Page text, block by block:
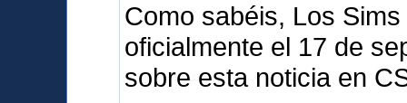
Como sabéis, Los
oficialmente el 17 de
sobre esta noticia en